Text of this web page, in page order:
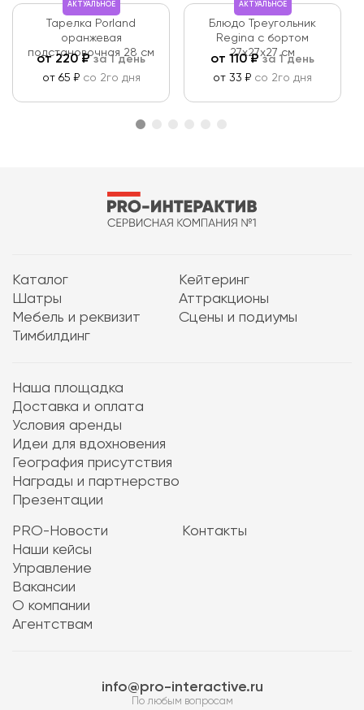
АКТУАЛЬНОЕ
Тарелка Porland
оранжевая
подстановочная 28 см
от220₽за 1 день
от 65 ₽ со 2го дня
АКТУАЛЬНОЕ
Блюдо Треугольник
Regina с бортом
27х27х27 см
от 110₽за 1 день
от 33 ₽ со 2го дня
Каталог
Кейтеринг
Шатры
Аттракционы
Мебель и реквизит
Сцены и подиумы
Тимбилдинг
Наша площадка
Доставка и оплата
Условия аренды
Идеи для вдохновения
География присутствия
Награды и партнерство
Презентации
PRO-Новости
Наши кейсы
Управление
Вакансии
О компании
Агентствам
Контакты
info@pro-interactive.ru
По любым вопросам